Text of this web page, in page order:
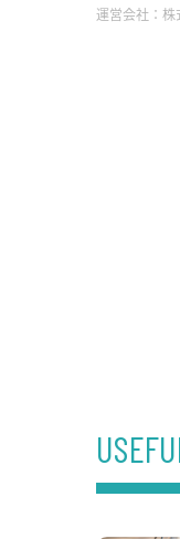
運営会社： 株